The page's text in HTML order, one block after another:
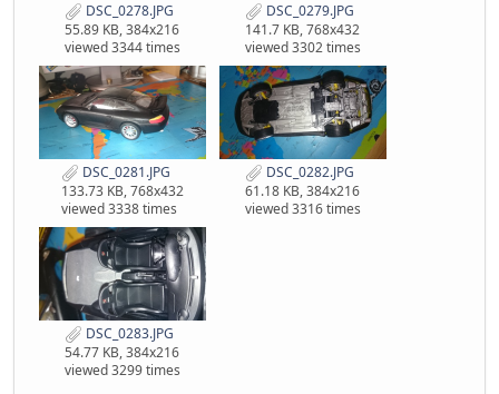
DSC_0278.JPG
55.89 KB, 384x216
viewed 3344 times
DSC_0279.JPG
141.7 KB, 768x432
viewed 3302 times
DSC_0281.JPG
133.73 KB, 768x432
viewed 3338 times
DSC_0282.JPG
61.18 KB, 384x216
viewed 3316 times
DSC_0283.JPG
54.77 KB, 384x216
viewed 3299 times